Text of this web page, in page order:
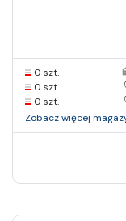
0 szt.
0 szt.
0 szt.
Zobacz więcej